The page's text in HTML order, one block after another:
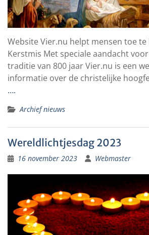
Website Vier.nu helpt mensen toe te
Kerstmis Met speciale aandacht
traditie van 800 jaar Vier.nu is een
informatie over de christelijke
….
Archief nieuws
Wereldlichtjesdag 2023
16 november 2023 Webmaster